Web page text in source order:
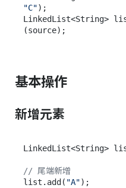
"C");
LinkedList<String>
基本操作
新增元素
LinkedList<String>
// 尾端新增
list.add( "A");